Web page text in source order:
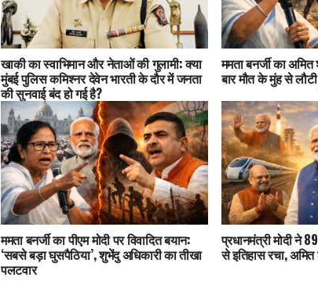
खाकी का स्वाभिमान और नेताओं की गुलामी: क्या
मुंबई पुलिस कमिश्नर देवेन भारती के दौर में जनता
की सुनवाई बंद हो गई है?
ममता बनर्जी का
बार मौत के मुंह से
ममता बनर्जी का पीएम मोदी पर विवादित बयान:
‘सबसे बड़ा घुसपैठिया’, शुभेंदु अधिकारी का तीखा
पलटवार
प्रधानमंत्री मोदी ने
से इतिहास रचा,